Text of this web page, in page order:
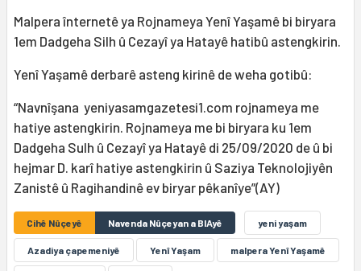
Malpera înternetê ya Rojnameya Yenî Yaşamê bi biryara
1em Dadgeha Silh û Cezayî ya Hatayê hatibû astengkirin.
Yenî Yaşamê derbarê asteng kirinê de weha gotibû:
“Navnîşana yeniyasamgazetesi1.com rojnameya me
hatiye astengkirin. Rojnameya me bi biryara ku 1em
Dadgeha Sulh û Cezayî ya Hatayê di 25/09/2020 de û bi
hejmar D. karî hatiye astengkirin û Saziya Teknolojiyên
Zanistê û Ragihandinê ev biryar pêkanîye”(AY)
Cihê Nûçeyê Navenda Nûçeyan a BIAyê yeni yaşam
Azadiya çapemeniyê Yenî Yaşam malpera Yenî Yaşamê